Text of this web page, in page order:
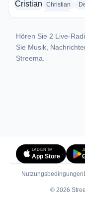
Christian
Hören Sie 2 Live-
Sie Musik,
Streema.
LADEN IM
App Store
Nutzungsbedingungen
© 2026